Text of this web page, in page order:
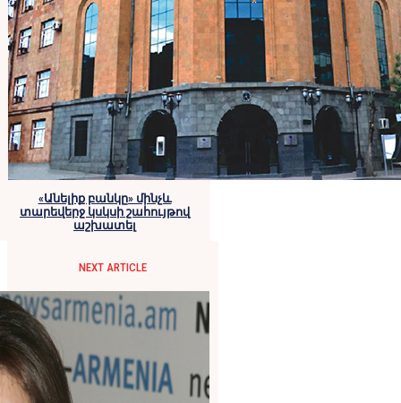
«Անելիք բանկը» մինչև
տարեվերջ կսկսի շահույթով
աշխատել
NEXT ARTICLE